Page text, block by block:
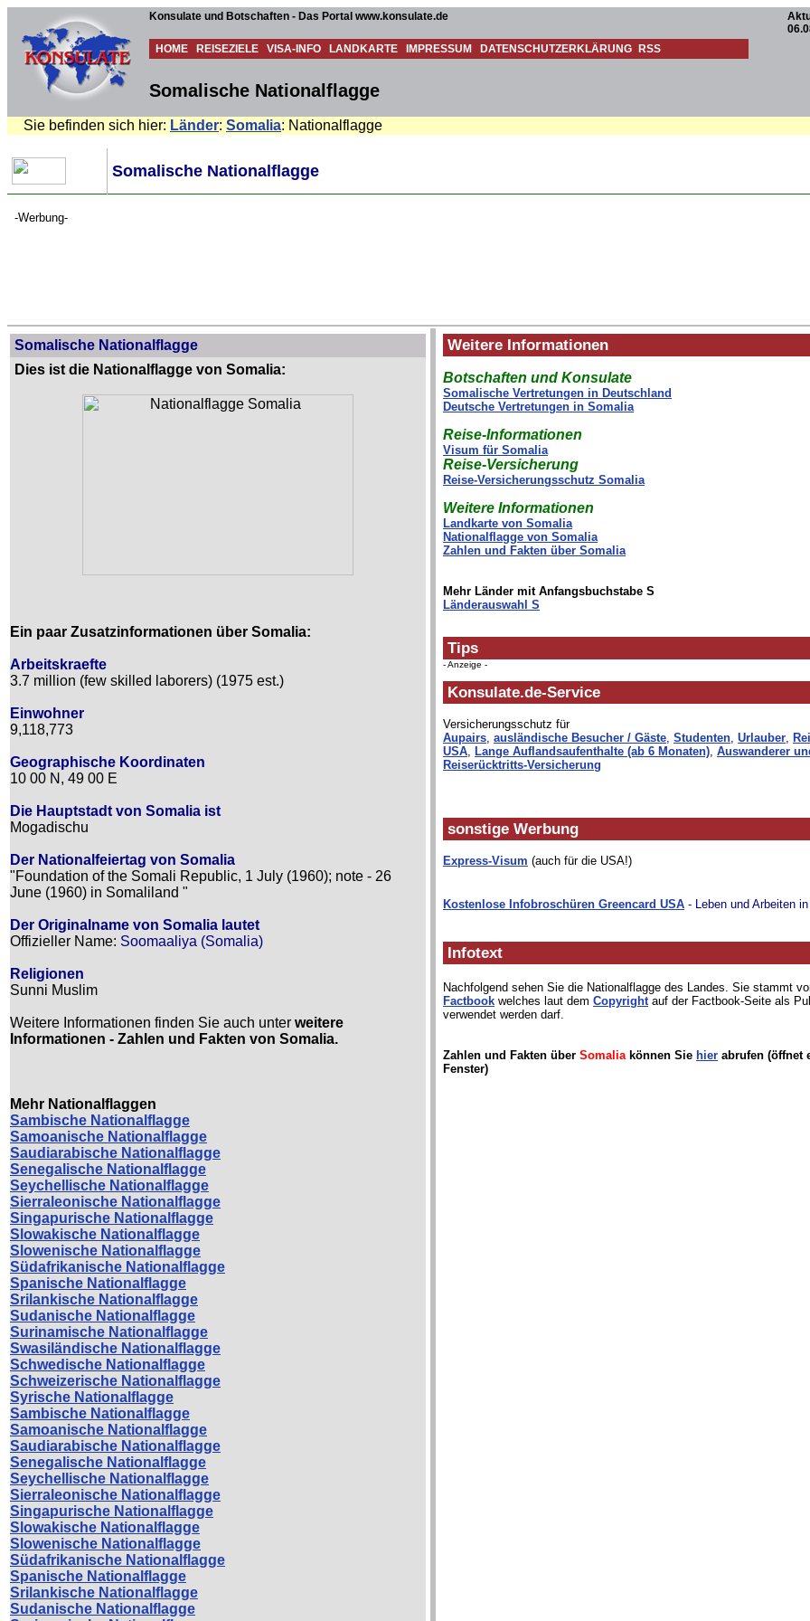
Konsulate und Botschaften - Das Portal www.konsulate.de
HOME REISEZIELE VISA-INFO LANDKARTE IMPRESSUM DATENSCHUTZERKLÄRUNG RSS
Somalische Nationalflagge
Sie befinden sich hier: Länder: Somalia: Nationalflagge
Somalische Nationalflagge
-Werbung-
Somalische Nationalflagge
Dies ist die Nationalflagge von Somalia:
Ein paar Zusatzinformationen über Somalia:
Arbeitskraefte
3.7 million (few skilled laborers) (1975 est.)
Einwohner
9,118,773
Geographische Koordinaten
10 00 N, 49 00 E
Die Hauptstadt von Somalia ist
Mogadischu
Der Nationalfeiertag von Somalia
"Foundation of the Somali Republic, 1 July (1960); note - 26
June (1960) in Somaliland "
Der Originalname von Somalia lautet
Offizieller Name: Soomaaliya (Somalia)
Religionen
Sunni Muslim
Weitere Informationen finden Sie auch unter weitere
Informationen - Zahlen und Fakten von Somalia.
Mehr Nationalflaggen
Sambische Nationalflagge
Samoanische Nationalflagge
Saudiarabische Nationalflagge
Senegalische Nationalflagge
Seychellische Nationalflagge
Sierraleonische Nationalflagge
Singapurische Nationalflagge
Slowakische Nationalflagge
Slowenische Nationalflagge
Südafrikanische Nationalflagge
Spanische Nationalflagge
Srilankische Nationalflagge
Sudanische Nationalflagge
Surinamische Nationalflagge
Swasiländische Nationalflagge
Schwedische Nationalflagge
Schweizerische Nationalflagge
Syrische Nationalflagge
Sambische Nationalflagge
Samoanische Nationalflagge
Saudiarabische Nationalflagge
Senegalische Nationalflagge
Seychellische Nationalflagge
Sierraleonische Nationalflagge
Singapurische Nationalflagge
Slowakische Nationalflagge
Slowenische Nationalflagge
Südafrikanische Nationalflagge
Spanische Nationalflagge
Srilankische Nationalflagge
Sudanische Nationalflagge
Weitere Informationen
Botschaften und Konsulate
Somalische Vertretungen in Deutschland
Deutsche Vertretungen in Somalia
Reise-Informationen
Visum für Somalia
Reise-Versicherung
Reise-Versicherungsschutz Somalia
Weitere Informationen
Landkarte von Somalia
Nationalflagge von Somalia
Zahlen und Fakten über Somalia
Mehr Länder mit Anfangsbuchstabe S
Länderauswahl S
Tips
- Anzeige -
Konsulate.de-Service
Versicherungsschutz für
Aupairs, ausländische Besucher / Gäste, Studenten, Urlauber,
USA, Lange Auflandsaufenthalte (ab 6 Monaten), Auswanderer
Reiserücktritts-Versicherung
sonstige Werbung
Express-Visum (auch für die USA!)
Kostenlose Infobroschüren Greencard USA - Leben und Arbeiten
Infotext
Nachfolgend sehen Sie die Nationalflagge des Landes. Sie stammt
Factbook welches laut dem Copyrightauf der Factbook-Seite als
verwendet werden darf.
Zahlen und Fakten über Somaliakönnen Sie hier abrufen (öffnet
Fenster)